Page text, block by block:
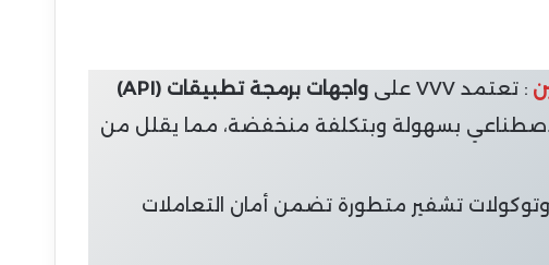
: تعتمد VVV على
واجهات برمجة تطبيقات (API)
بسهولة وبتكلفة منخفضة، مما يقلل من
تشفير متطورة تضمن أمان التعاملات